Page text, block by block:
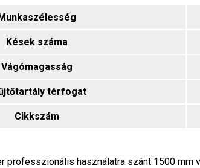
Kések száma
Vágómagasság
térfogat
Cikkszám
professzionális használatra szánt 1500